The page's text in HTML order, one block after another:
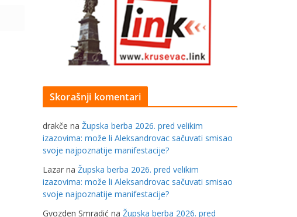
Skorašnji komentari
drakče na Župska berba 2026. pred velikim
izazovima: može li Aleksandrovac sačuvati smisao
svoje najpoznatije manifestacije?
Lazar na Župska berba 2026. pred velikim
izazovima: može li Aleksandrovac sačuvati smisao
svoje najpoznatije manifestacije?
Gvozden Smradić na Župska berba 2026. pred